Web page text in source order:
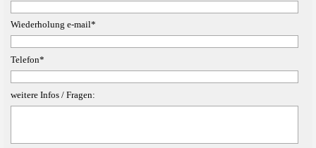
Wiederholung e-mail*
Telefon*
weitere Infos / Fragen: